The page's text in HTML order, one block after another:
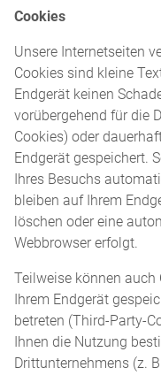
Cookies
Unsere Internetseiten
Cookies sind kleine
Endgerät keinen
vorübergehend für die
Cookies) oder
Endgerät gespeichert.
Ihres Besuchs
bleiben auf Ihrem
löschen oder eine
Webbrowser erfolgt.
Teilweise können
Ihrem Endgerät
betreten (Third-Party-
Ihnen die Nutzung
Drittunternehmens (z.